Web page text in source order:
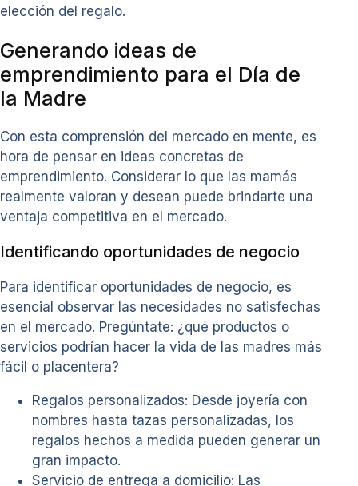
elección del regalo.
Generando ideas de
emprendimiento para el Día de
la Madre
Con esta comprensión del mercado en mente, es
hora de pensar en ideas concretas de
emprendimiento. Considerar lo que las mamás
realmente valoran y desean puede brindarte una
ventaja competitiva en el mercado.
Identificando oportunidades de negocio
Para identificar oportunidades de negocio, es
esencial observar las necesidades no satisfechas
en el mercado. Pregúntate: ¿qué productos o
servicios podrían hacer la vida de las madres más
fácil o placentera?
Regalos personalizados: Desde joyería con
nombres hasta tazas personalizadas, los
regalos hechos a medida pueden generar un
gran impacto.
Servicio de entrega a domicilio: Las